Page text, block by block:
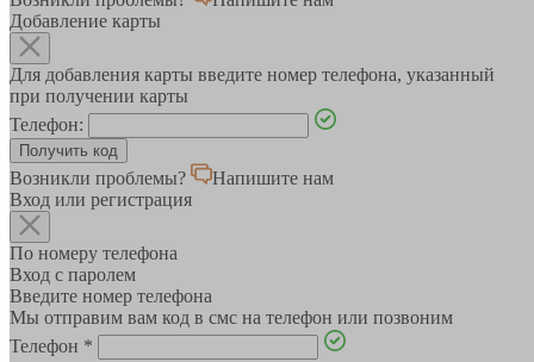
Добавление карты
Для добавления карты введите номер телефона, указанный
при получении карты
Телефон:
Возникли проблемы?
Напишите нам
Вход или регистрация
По номеру телефона
Вход с паролем
Введите номер телефона
Мы отправим вам код в смс на телефон или позвоним
Телефон *